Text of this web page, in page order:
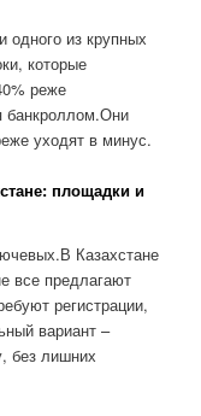
одного из крупных
которые
реже
банкроллом.Они
уходят в минус.
площадки и
Казахстане
все предлагают
регистрации,
вариант –
без лишних